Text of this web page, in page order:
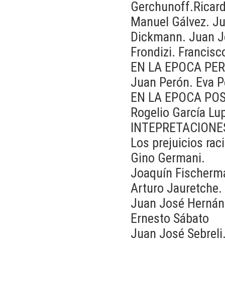
Manuel Gálvez.
Dickmann. Juan
Frondizi.
EN LA EPOCA
Juan Perón. Eva
EN LA EPOCA
Rogelio García
Los prejuicios
Gino Germani.
Joaquín
Arturo Jauretche.
Juan José
Ernesto Sábato
Juan José